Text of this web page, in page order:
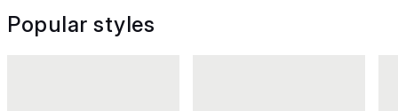
Popular styles